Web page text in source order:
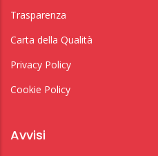
Trasparenza
Carta della Qualità
Privacy Policy
Cookie Policy
Avvisi